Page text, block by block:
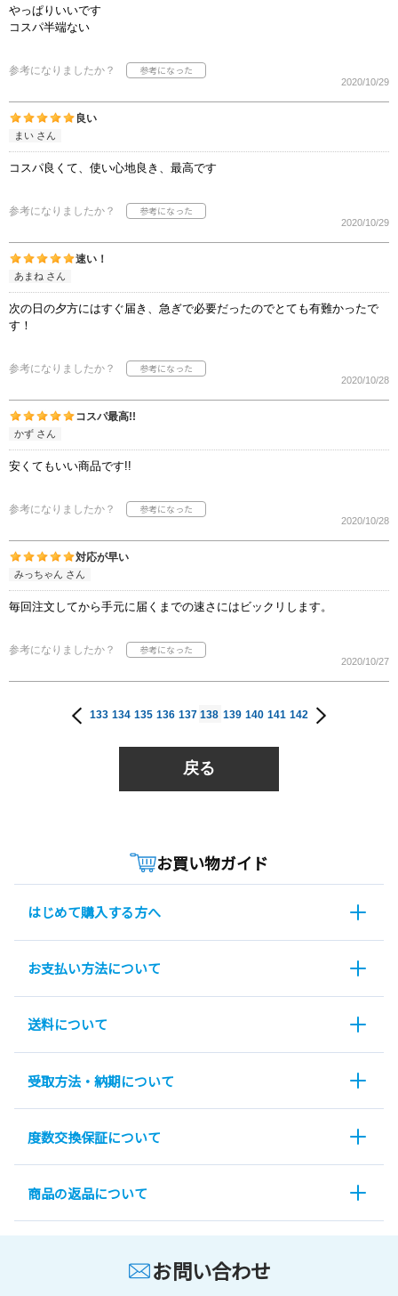
やっぱりいいです
コスパ半端ない
参考になりましたか？
2020/10/29
良い
まい さん
コスパ良くて、使い心地良き、最高です
参考になりましたか？
2020/10/29
速い！
あまね さん
次の日の夕方にはすぐ届き、急ぎで必要だったのでとても有難かったで
す！
参考になりましたか？
2020/10/28
コスパ最高!!
かず さん
安くてもいい商品です!!
参考になりましたか？
2020/10/28
対応が早い
みっちゃん さん
毎回注文してから手元に届くまでの速さにはビックリします。
参考になりましたか？
2020/10/27
133 134 135 136 137 138 139 140 141 142
戻る
お買い物ガイド
はじめて購入する方へ
お支払い方法について
送料について
受取方法・納期について
度数交換保証について
商品の返品について
お問い合わせ